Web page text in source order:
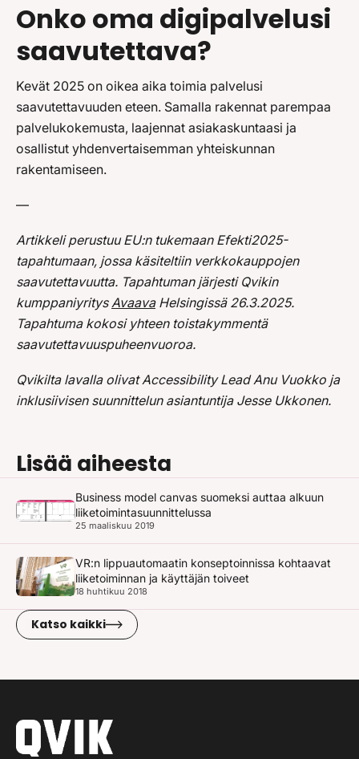
Onko oma digipalvelusi
saavutettava?
Kevät 2025 on oikea aika toimia palvelusi
saavutettavuuden eteen. Samalla rakennat parempaa
palvelukokemusta, laajennat asiakaskuntaasi ja
osallistut yhdenvertaisemman yhteiskunnan
rakentamiseen.
—
Artikkeli perustuu EU:n tukemaan Efekti2025-
tapahtumaan, jossa käsiteltiin verkkokauppojen
saavutettavuutta. Tapahtuman järjesti Qvikin
kumppaniyritysAvaavaHelsingissä 26.3.2025.
Tapahtuma kokosi yhteen toistakymmentä
saavutettavuuspuheenvuoroa.
Qvikilta lavalla olivat Accessibility Lead Anu Vuokko ja
inklusiivisen suunnittelun asiantuntija Jesse Ukkonen.
Lisää aiheesta
Business model canvas suomeksi auttaa alkuun
liiketoimintasuunnittelussa
25 maaliskuu 2019
VR:n lippuautomaatin konseptoinnissa kohtaavat
liiketoiminnan ja käyttäjän toiveet
18 huhtikuu 2018
Katso kaikki